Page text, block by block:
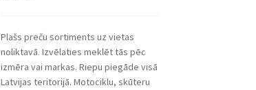
Plašs preču sortiments uz vietas
noliktavā. Izvēlaties meklēt tās pēc
izmēra vai markas. Riepu piegāde visā
Latvijas teritorijā. Motociklu, skūteru